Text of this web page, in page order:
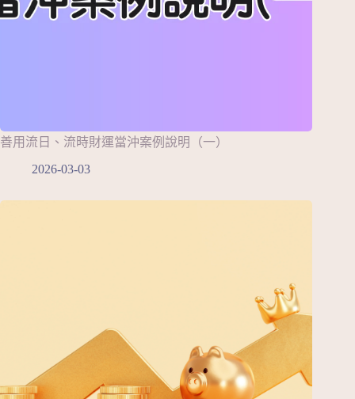
善用流日、流時財運當沖案例說明（一）
2026-03-03